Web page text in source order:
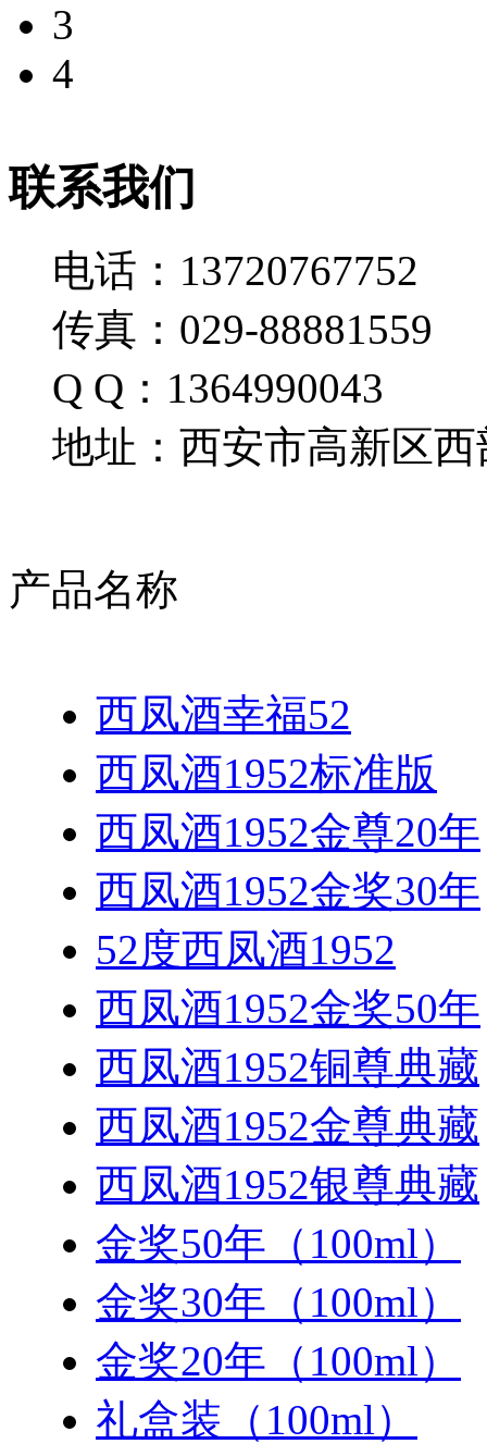
3
4
联系我们
电话：13720767752
传真：029-88881559
Q Q：1364990043
地址：西安市高新区西
产品名称
西凤酒幸福52
西凤酒1952标准版
西凤酒1952金尊20年
西凤酒1952金奖30年
52度西凤酒1952
西凤酒1952金奖50年
西凤酒1952铜尊典藏
西凤酒1952金尊典藏
西凤酒1952银尊典藏
金奖50年（100ml）
金奖30年（100ml）
金奖20年（100ml）
礼盒装（100ml）